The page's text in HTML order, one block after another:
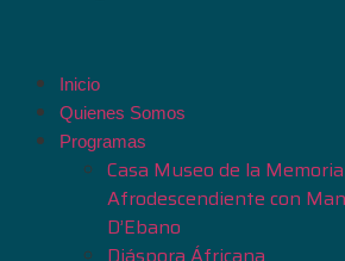
Inicio
Quienes Somos
Programas
Casa Museo de la
Afrodescendiente con
D’Ebano